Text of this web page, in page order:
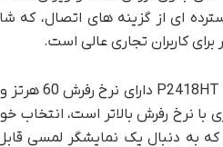
برای کاربران تجاری عالی است.
که به دنبال یک نمایشگر لمسی